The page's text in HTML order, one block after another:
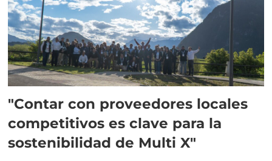
"Contar con proveedores locales
competitivos es clave para la
sostenibilidad de Multi X"